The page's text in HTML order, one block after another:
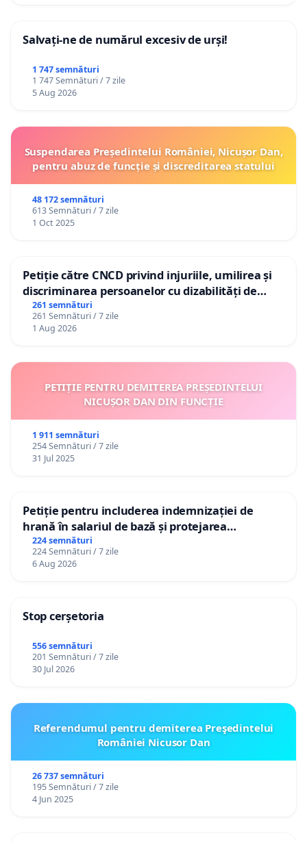
Salvați-ne de numărul excesiv de urși!
1 747 semnături
1 747 Semnături / 7 zile
5 Aug 2026
Suspendarea Președintelui României, Nicușor Dan,
pentru abuz de funcție și discreditarea statului
48 172 semnături
613 Semnături / 7 zile
1 Oct 2025
Petiție către CNCD privind injuriile, umilirea și
discriminarea persoanelor cu dizabilități de
către utilizatorul TikTok „Gorici”
261 semnături
261 Semnături / 7 zile
1 Aug 2026
PETIȚIE PENTRU DEMITEREA PREȘEDINTELUI
NICUȘOR DAN DIN FUNCȚIE
1 911 semnături
254 Semnături / 7 zile
31 Jul 2025
Petiție pentru includerea indemnizației de
hrană în salariul de bază și protejarea
gradațiilor de vechime pentru asistenții
personali
224 semnături
224 Semnături / 7 zile
6 Aug 2026
Stop cerșetoria
556 semnături
201 Semnături / 7 zile
30 Jul 2026
Referendumul pentru demiterea Preşedintelui
României Nicusor Dan
26 737 semnături
195 Semnături / 7 zile
4 Jun 2025